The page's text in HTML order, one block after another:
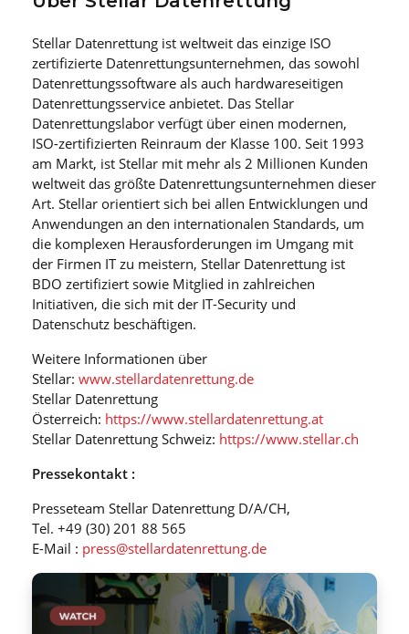
Stellar Datenrettung ist weltweit das einzige ISO
zertifizierte Datenrettungsunternehmen, das sowohl
Datenrettungssoftware als auch hardwareseitigen
Datenrettungsservice anbietet. Das Stellar
Datenrettungslabor verfügt über einen modernen,
ISO-zertifizierten Reinraum der Klasse 100. Seit 1993
am Markt, ist Stellar mit mehr als 2 Millionen Kunden
weltweit das größte Datenrettungsunternehmen dieser
Art. Stellar orientiert sich bei allen Entwicklungen und
Anwendungen an den internationalen Standards, um
die komplexen Herausforderungen im Umgang mit
der Firmen IT zu meistern, Stellar Datenrettung ist
BDO zertifiziert sowie Mitglied in zahlreichen
Initiativen, die sich mit der IT-Security und
Datenschutz beschäftigen.
Weitere Informationen über
Stellar:www.stellardatenrettung.de
Stellar Datenrettung
Österreich: https://www.stellardatenrettung.at
Stellar Datenrettung Schweiz: https://www.stellar.ch
Pressekontakt :
Presseteam Stellar Datenrettung D/A/CH,
Tel. +49 (30) 201 88 565
E-Mail : press@stellardatenrettung.de